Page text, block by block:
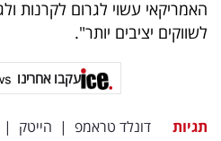
האמריקאי עשוי לגרום לקרנות
לשווקים יציבים יותר".
עקבו אחרינו
תגיות דונלד טראמפ | הייטק |